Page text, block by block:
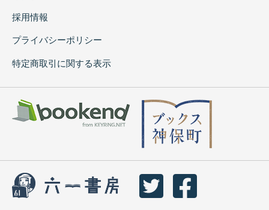
採用情報
プライバシーポリシー
特定商取引に関する表示